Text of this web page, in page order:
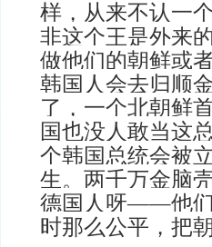
样，从来不认一
非这个王是外来
做他们的朝鲜或
韩国人会去归顺
了，一个北朝鲜
国也没人敢当这
个韩国总统会被
生。两千万金脑
德国人呀——他们
时那么公平，把